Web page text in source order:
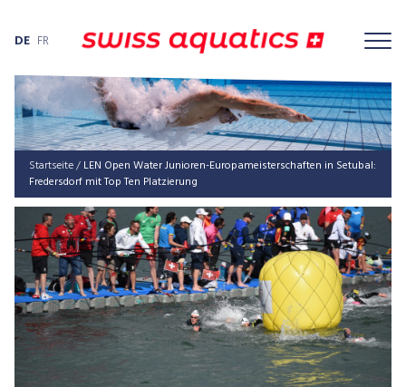
DE FR
Startseite/ LEN Open Water Junio­ren-Euro­pa­meis­ter­schaf­ten in Setu­bal:
Fre­de­rs­dorf mit Top Ten Platzierung